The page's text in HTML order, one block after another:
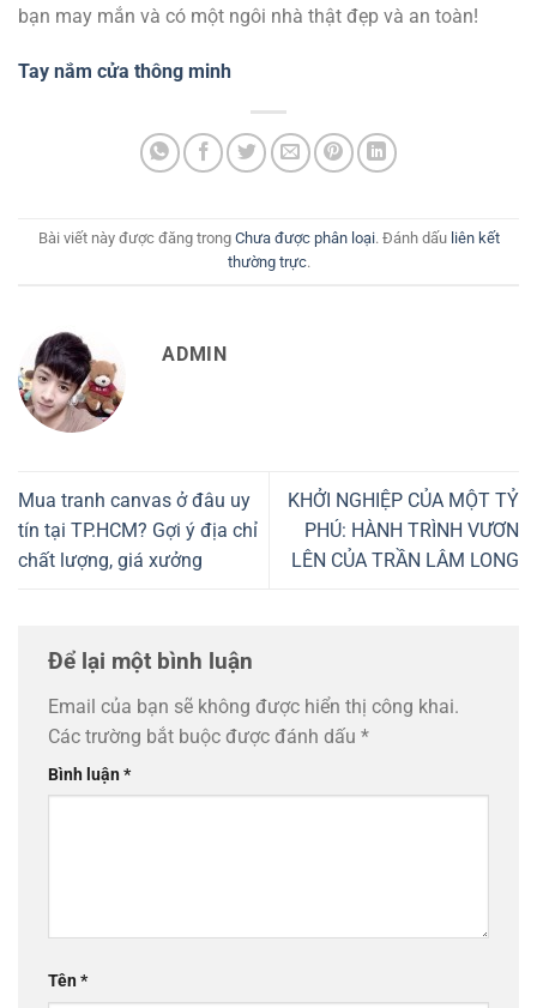
bạn may mắn và có một ngôi nhà thật đẹp và an toàn!
Tay nắm cửa thông minh
Bài viết này được đăng trong Chưa được phân loại. Đánh dấu liên kết
thường trực.
ADMIN
Mua tranh canvas ở đâu uy
tín tại TP.HCM? Gợi ý địa chỉ
chất lượng, giá xưởng
KHỞI NGHIỆP CỦA MỘT TỶ
PHÚ: HÀNH TRÌNH VƯƠN
LÊN CỦA TRẦN LÂM LONG
Để lại một bình luận
Email của bạn sẽ không được hiển thị công khai.
Các trường bắt buộc được đánh dấu *
Bình luận*
Tên*